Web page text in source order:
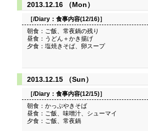
2013.12.16 （Mon）
［/Diary： 食事内容(12/16)］
朝食：ご飯、常夜鍋の残り
昼食：うどん＋かき揚げ
夕食：塩焼きそば、卵スープ
2013.12.15 （Sun）
［/Diary： 食事内容(12/15)］
朝食：かっぷやきそば
昼食：ご飯、味噌汁、シューマイ
夕食：ご飯、常夜鍋